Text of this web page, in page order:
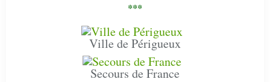
***
Ville de Périgueux
Secours de France